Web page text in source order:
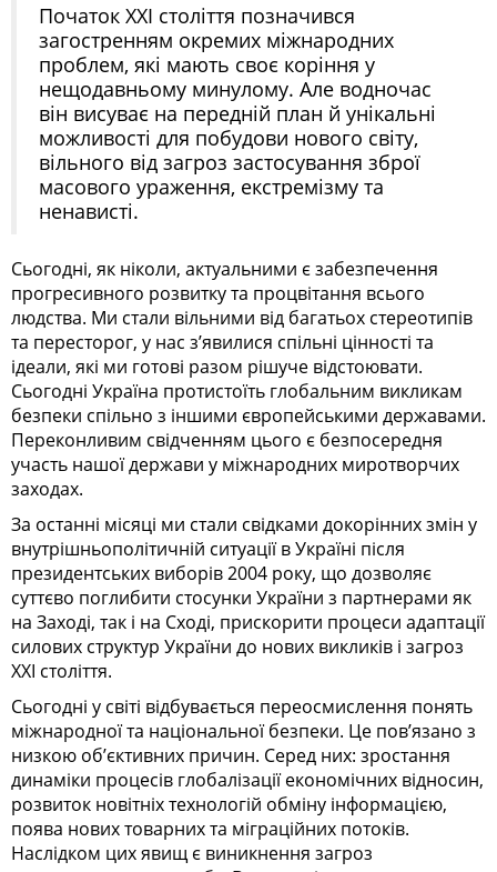
Початок ХХІ століття позначився
загостренням окремих міжнародних
проблем, які мають своє коріння у
нещодавньому минулому. Але водночас
він висуває на передній план й унікальні
можливості для побудови нового світу,
вільного від загроз застосування зброї
масового ураження, екстремізму та
ненависті.
Сьогодні, як ніколи, актуальними є забезпечення
прогресивного розвитку та процвітання всього
людства. Ми стали вільними від багатьох стереотипів
та пересторог, у нас з’явилися спільні цінності та
ідеали, які ми готові разом рішуче відстоювати.
Сьогодні Україна протистоїть глобальним викликам
безпеки спільно з іншими європейськими державами.
Переконливим свідченням цього є безпосередня
участь нашої держави у міжнародних миротворчих
заходах.
За останні місяці ми стали свідками докорінних змін у
внутрішньополітичній ситуації в Україні після
президентських виборів 2004 року, що дозволяє
суттєво поглибити стосунки України з партнерами як
на Заході, так і на Сході, прискорити процеси адаптації
силових структур України до нових викликів і загроз
XXI століття.
Сьогодні у світі відбувається переосмислення понять
міжнародної та національної безпеки. Це пов’язано з
низкою об’єктивних причин. Серед них: зростання
динаміки процесів глобалізації економічних відносин,
розвиток новітніх технологій обміну інформацією,
поява нових товарних та міграційних потоків.
Наслідком цих явищ є виникнення загроз